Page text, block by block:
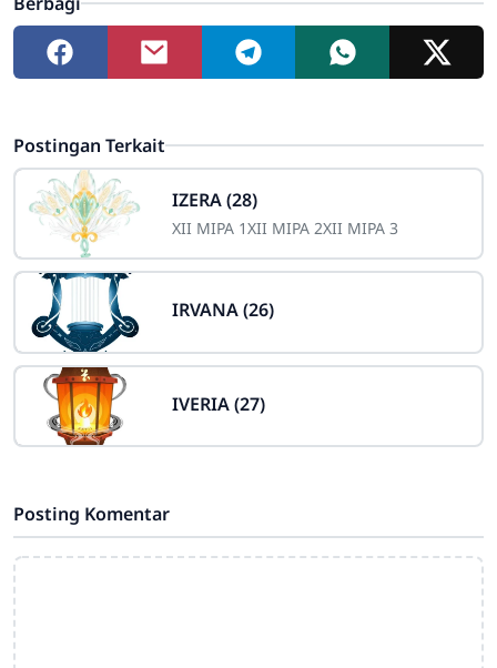
Postingan Terkait
IZERA (28)
XII MIPA 1XII MIPA 2XII MIPA 3
IRVANA (26)
IVERIA (27)
Posting Komentar